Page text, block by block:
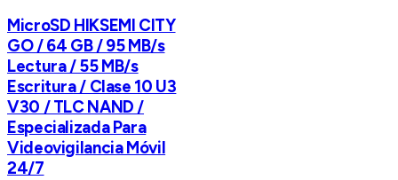
MicroSD HIKSEMI CITY
GO / 64 GB / 95 MB/s
Lectura / 55 MB/s
Escritura / Clase 10 U3
V30 / TLC NAND /
Especializada Para
Videovigilancia Móvil
24/7